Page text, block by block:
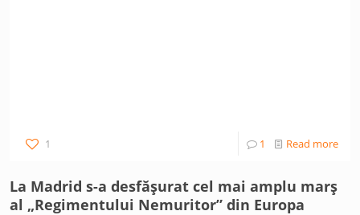
1 1 Read more
La Madrid s-a desfășurat cel mai amplu marș
al „Regimentului Nemuritor” din Europa